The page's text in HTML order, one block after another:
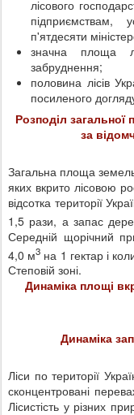
лісового
підприємствам,
п'ятдесяти
значна площа
забруднення;
половина лісів
посиленого
Розподіл
за
Загальна площа
яких вкрито лісовою
відсотка території
1,5 рази, а запас
Середній щорічний
4,0 м3 на 1 гектар і
Степовій зоні.
Динаміка площі
Динаміка
Ліси по території
сконцентровані
Лісистість у різних